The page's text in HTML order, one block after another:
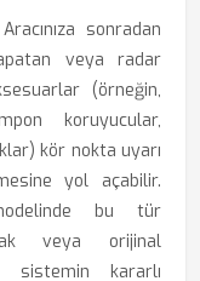
Aracınıza sonradan
veya radar
(örneğin,
koruyucular,
kör nokta uyarı
yol açabilir.
bu tür
veya orijinal
sistemin kararlı